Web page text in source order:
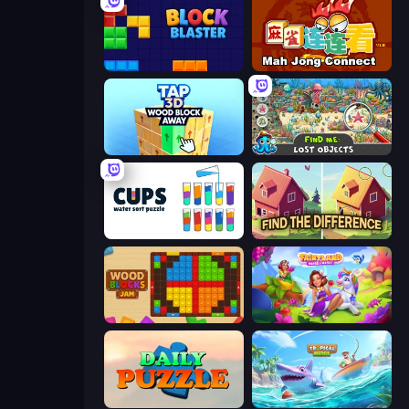
Block Blaster Mahjong Connect (Legacy)
Find Me: Lost Objects
Cups - Water Sort Puzzle Find The Difference
Wood Blocks Jam Fairyland Merge & Magic
Daily Puzzle Tropical Merge